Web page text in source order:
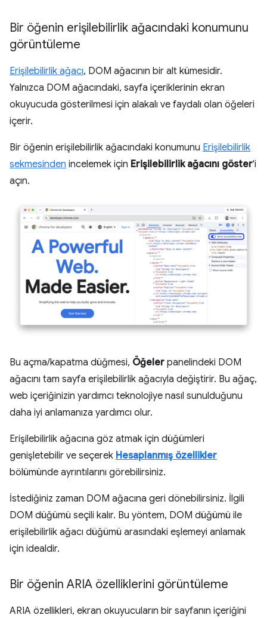
Bir öğenin erişilebilirlik ağacındaki konumunu
görüntüleme
Erişilebilirlik ağacı, DOM ağacının bir alt kümesidir.
Yalnızca DOM ağacındaki, sayfa içeriklerinin ekran
okuyucuda gösterilmesi için alakalı ve faydalı olan öğeleri
içerir.
Bir öğenin erişilebilirlik ağacındaki konumunu Erişilebilirlik
sekmesinden incelemek için Erişilebilirlik ağacını göster'i
açın.
Bu açma/kapatma düğmesi, Öğeler panelindeki DOM
ağacını tam sayfa erişilebilirlik ağacıyla değiştirir. Bu ağaç,
web içeriğinizin yardımcı teknolojiye nasıl sunulduğunu
daha iyi anlamanıza yardımcı olur.
Erişilebilirlik ağacına göz atmak için düğümleri
genişletebilir ve seçerek Hesaplanmış özellikler
bölümünde ayrıntılarını görebilirsiniz.
İstediğiniz zaman DOM ağacına geri dönebilirsiniz. İlgili
DOM düğümü seçili kalır. Bu yöntem, DOM düğümü ile
erişilebilirlik ağacı düğümü arasındaki eşlemeyi anlamak
için idealdir.
Bir öğenin ARIA özelliklerini görüntüleme
ARIA özellikleri, ekran okuyucuların bir sayfanın içeriğini